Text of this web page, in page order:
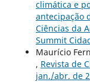
climática e
antecipação
Ciências da
Summit
Maurício
, Revista de
jan./abr. de